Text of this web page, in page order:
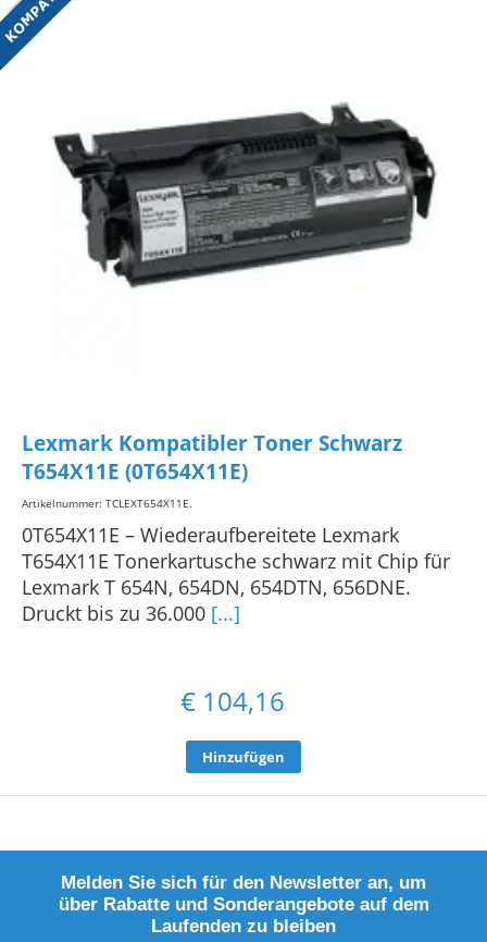
Lexmark Kompatibler Toner Schwarz
T654X11E (0T654X11E)
Artikelnummer: TCLEXT654X11E.
0T654X11E – Wiederaufbereitete Lexmark
T654X11E Tonerkartusche schwarz mit Chip für
Lexmark T 654N, 654DN, 654DTN, 656DNE.
Druckt bis zu 36.000 [...]
€ 104,16
Hinzufügen
Melden Sie sich für den Newsletter an, um
über Rabatte und Sonderangebote auf dem
Laufenden zu bleiben